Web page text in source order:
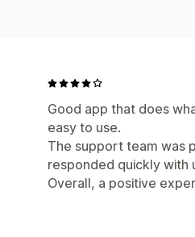
Good app that does
easy to use.
The support team was
responded quickly with
Overall, a positive